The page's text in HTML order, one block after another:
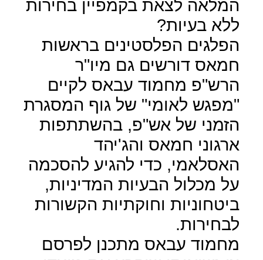
המלאה לצאת בקמפיין בחירות
ללא בעיות?
הפלגים הפלסטינים בראשות
חמאס דורשים גם מיו"ר
הרש"פ מחמוד עבאס לקיים
"מפגש לאומי" של גוף המסגרת
הזמני של אש"פ, בהשתתפות
ארגוני חמאס והג'יהד
האסלאמי, כדי להגיע להסכמה
על מכלול הבעיות המדיניות,
ביטחוניות וחוקתיות הקשורות
לבחירות.
מחמוד עבאס מתכנן לפרסם